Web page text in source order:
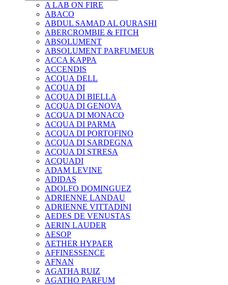
A LAB ON FIRE
ABACO
ABDUL SAMAD AL QURASHI
ABERCROMBIE & FITCH
ABSOLUMENT
ABSOLUMENT PARFUMEUR
ACCA KAPPA
ACCENDIS
ACQUA DELL
ACQUA DI
ACQUA DI BIELLA
ACQUA DI GENOVA
ACQUA DI MONACO
ACQUA DI PARMA
ACQUA DI PORTOFINO
ACQUA DI SARDEGNA
ACQUA DI STRESA
ACQUADI
ADAM LEVINE
ADIDAS
ADOLFO DOMINGUEZ
ADRIENNE LANDAU
ADRIENNE VITTADINI
AEDES DE VENUSTAS
AERIN LAUDER
AESOP
AETHER HYPAER
AFFINESSENCE
AFNAN
AGATHA RUIZ
AGATHO PARFUM